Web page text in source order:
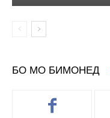
БО МО БИМОНЕД